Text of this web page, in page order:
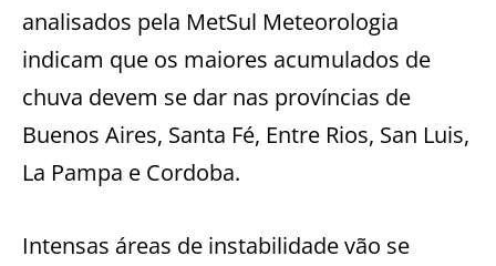
analisados pela MetSul Meteorologia
indicam que os maiores acumulados de
chuva devem se dar nas províncias de
Buenos Aires, Santa Fé, Entre Rios, San Luis,
La Pampa e Cordoba.
Intensas áreas de instabilidade vão se